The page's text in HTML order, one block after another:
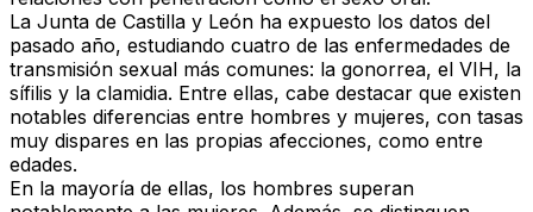
La Junta de Castilla y León ha expuesto los datos del
pasado año, estudiando cuatro de las enfermedades de
transmisión sexual más comunes: la gonorrea, el VIH, la
sífilis y la clamidia. Entre ellas, cabe destacar que existen
notables diferencias entre hombres y mujeres, con tasas
muy dispares en las propias afecciones, como entre
edades.
En la mayoría de ellas, los hombres superan